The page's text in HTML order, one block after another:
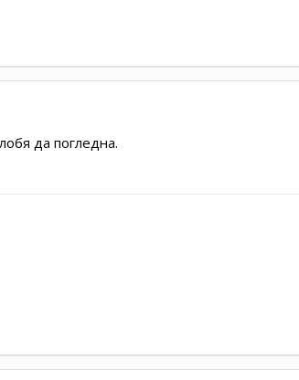
да погледна.